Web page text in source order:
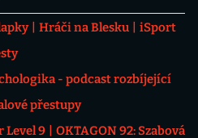
Hráči na Blesku
iSport
- podcast rozbíjející
přestupy
Level 9
OKTAGON 92: Szabová